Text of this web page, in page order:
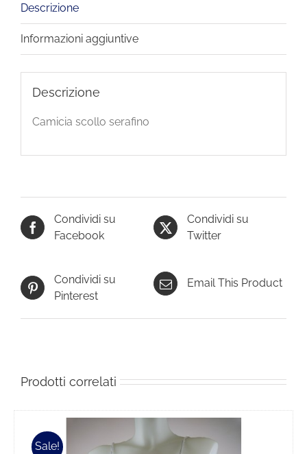
Descrizione
Informazioni aggiuntive
Descrizione
Camicia scollo serafino
Condividi su
Facebook
Condividi su
Twitter
Condividi su
Pinterest
Email This Product
Prodotti correlati
Sale!